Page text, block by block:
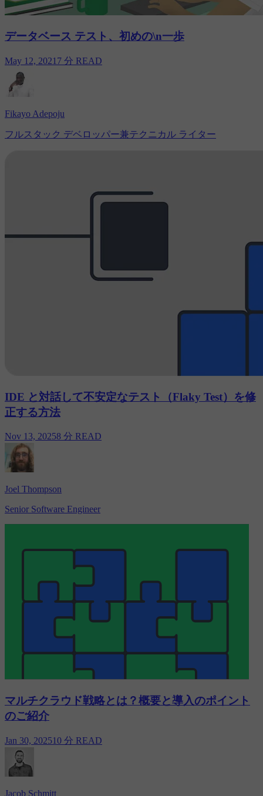
データベース テスト、初めの\n一歩
May 12, 2021 7 分 READ
Fikayo Adepoju
フルスタック デベロッパー兼テクニカル ライター
IDE と対話して不安定なテスト（Flaky Test）を修
正する方法
Nov 13, 20258 分 READ
Joel Thompson
Senior Software Engineer
マルチクラウド戦略とは？概要と導入のポイント
のご紹介
Jan 30, 202510 分 READ
Jacob Schmitt